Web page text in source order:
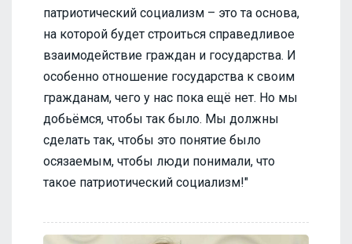
патриотический социализм – это та основа,
на которой будет строиться справедливое
взаимодействие граждан и государства. И
особенно отношение государства к своим
гражданам, чего у нас пока ещё нет. Но мы
добьёмся, чтобы так было. Мы должны
сделать так, чтобы это понятие было
осязаемым, чтобы люди понимали, что
такое патриотический социализм!"